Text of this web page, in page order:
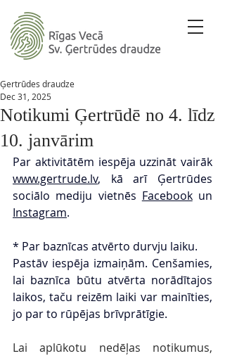
Notikumi Ģertrūdē no 4. līdz
10. janvārim
Ģertrūdes draudze
Dec 31, 2025
www.gertrude.lv, kā arī Ģertrūdes
sociālo mediju vietnēs Facebook
Instagram.
* Par baznīcas atvērto durvju laiku.
Pastāv iespēja izmaiņām. Cenšamies,
lai baznīca būtu atvērta norādītajos
laikos, taču reizēm laiki var mainīties,
jo par to rūpējas brīvprātīgie.
Lai aplūkotu nedēļas notikumus,